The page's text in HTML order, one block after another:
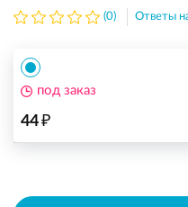
(0) Ответы
44₽
под заказ